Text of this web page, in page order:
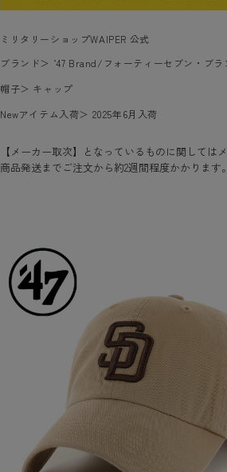
ミリタリーショップWAIPER 公式
ブランド＞ ’47 Brand/フォーティーセブン・ブラ
帽子＞ キャップ
Newアイテム入荷＞ 2025年6月入荷
【メーカー取次】となっているものに関しては
商品発送までご注文から約2週間程度かかります。